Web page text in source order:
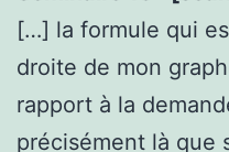
[…] la formule qui
droite de mon
rapport à la
précisément là que